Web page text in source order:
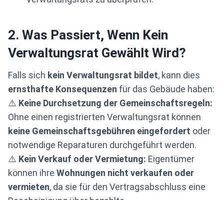
2. Was Passiert, Wenn Kein
Verwaltungsrat Gewählt Wird?
Falls sich kein Verwaltungsrat bildet, kann dies
ernsthafte Konsequenzen für das Gebäude haben:
⚠️ Keine Durchsetzung der Gemeinschaftsregeln:
Ohne einen registrierten Verwaltungsrat können
keine Gemeinschaftsgebühren eingefordert oder
notwendige Reparaturen durchgeführt werden.
⚠️ Kein Verkauf oder Vermietung: Eigentümer
können ihre Wohnungen nicht verkaufen oder
vermieten, da sie für den Vertragsabschluss eine